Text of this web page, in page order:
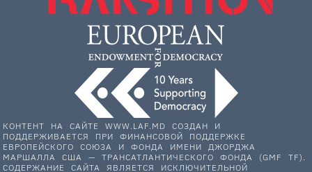
КОНТЕНТ НА САЙТЕ WWW.LAF.MD СОЗДАН И
ПОДДЕРЖИВАЕТСЯ ПРИ ФИНАНСОВОЙ ПОДДЕРЖКЕ
ЕВРОПЕЙСКОГО СОЮЗА И ФОНДА ИМЕНИ ДЖОРДЖА
МАРШАЛЛА США — ТРАНСАТЛАНТИЧЕСКОГО ФОНДА (GMF TF).
СОДЕРЖАНИЕ САЙТА ЯВЛЯЕТСЯ ИСКЛЮЧИТЕЛЬНОЙ